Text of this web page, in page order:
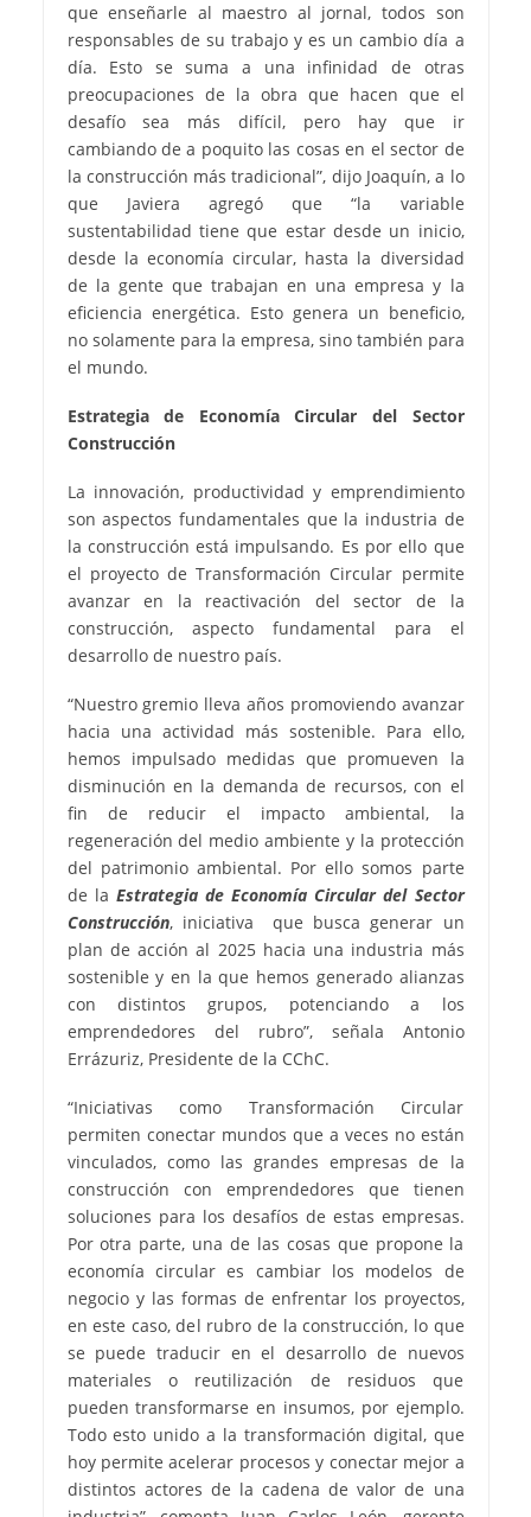
que enseñarle al maestro al jornal, todos son
responsables de su trabajo y es un cambio día a
día. Esto se suma a una infinidad de otras
preocupaciones de la obra que hacen que el
desafío sea más difícil, pero hay que ir
cambiando de a poquito las cosas en el sector de
la construcción más tradicional”, dijo Joaquín, a lo
que Javiera agregó que “la variable
sustentabilidad tiene que estar desde un inicio,
desde la economía circular, hasta la diversidad
de la gente que trabajan en una empresa y la
eficiencia energética. Esto genera un beneficio,
no solamente para la empresa, sino también para
el mundo.
Estrategia de Economía Circular del Sector
Construcción
La innovación, productividad y emprendimiento
son aspectos fundamentales que la industria de
la construcción está impulsando. Es por ello que
el proyecto de Transformación Circular permite
avanzar en la reactivación del sector de la
construcción, aspecto fundamental para el
desarrollo de nuestro país.
“Nuestro gremio lleva años promoviendo avanzar
hacia una actividad más sostenible. Para ello,
hemos impulsado medidas que promueven la
disminución en la demanda de recursos, con el
fin de reducir el impacto ambiental, la
regeneración del medio ambiente y la protección
del patrimonio ambiental. Por ello somos parte
de la Estrategia de Economía Circular del Sector
Construcción, iniciativa que busca generar un
plan de acción al 2025 hacia una industria más
sostenible y en la que hemos generado alianzas
con distintos grupos, potenciando a los
emprendedores del rubro”, señala Antonio
Errázuriz, Presidente de la CChC.
“Iniciativas como Transformación Circular
permiten conectar mundos que a veces no están
vinculados, como las grandes empresas de la
construcción con emprendedores que tienen
soluciones para los desafíos de estas empresas.
Por otra parte, una de las cosas que propone la
economía circular es cambiar los modelos de
negocio y las formas de enfrentar los proyectos,
en este caso, del rubro de la construcción, lo que
se puede traducir en el desarrollo de nuevos
materiales o reutilización de residuos que
pueden transformarse en insumos, por ejemplo.
Todo esto unido a la transformación digital, que
hoy permite acelerar procesos y conectar mejor a
distintos actores de la cadena de valor de una